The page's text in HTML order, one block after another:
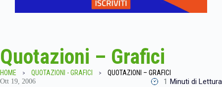
Quotazioni – Grafici
HOME QUOTAZIONI - GRAFICI QUOTAZIONI – GRAFICI
Ott 19, 2006 1 Minuti di Lettura